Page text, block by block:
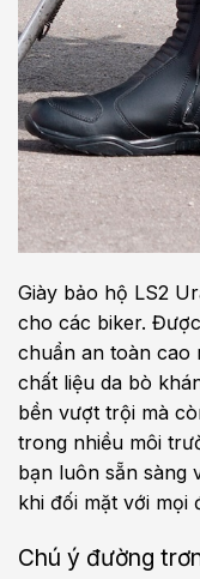
Giày bảo hộ LS2
cho các biker.
chuẩn an toàn cao
chất liệu da bò
bền vượt trội mà
trong nhiều môi
bạn luôn sẵn sàng
khi đối mặt với mọi
Chú ý đường